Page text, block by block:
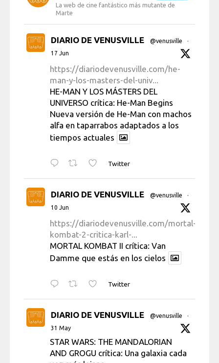
La web de cine fantástico más mutante de
Marte
DIARIO DE VENUSVILLE @venusville
·
17 Jun
https://diariodevenusville.com/he-
man-y-los-masters-del-univ...
HE-MAN Y LOS MÁSTERS DEL
UNIVERSO crítica: He-Man Begins
Nueva versión de He-Man con machos
alfa en taparrabos adaptados a los
tiempos actuales
Twitter
DIARIO DE VENUSVILLE @venusville
·
10 Jun
https://diariodevenusville.com/mortal-
kombat-2-critica-karl-...
MORTAL KOMBAT II crítica: Van
Damme que estás en los cielos
Twitter
DIARIO DE VENUSVILLE @venusville
·
31 May
STAR WARS: THE MANDALORIAN
AND GROGU crítica: Una galaxia cada